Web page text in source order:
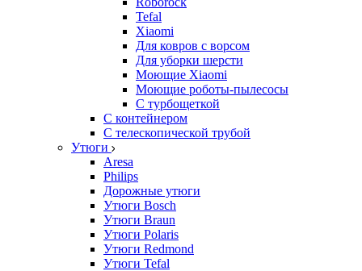
Tefal
Xiaomi
Для ковров с ворсом
Для уборки шерсти
Моющие Xiaomi
Моющие роботы-пылесосы
С турбощеткой
С контейнером
С телескопической трубой
Утюги
Aresa
Philips
Дорожные утюги
Утюги Bosch
Утюги Braun
Утюги Polaris
Утюги Redmond
Утюги Tefal